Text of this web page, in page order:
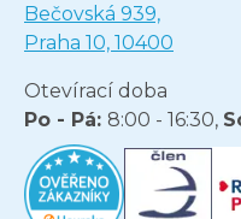
Bečovská 939,
Praha 10, 10400
Otevírací doba
Po - Pá: 8:00 - 16:30,